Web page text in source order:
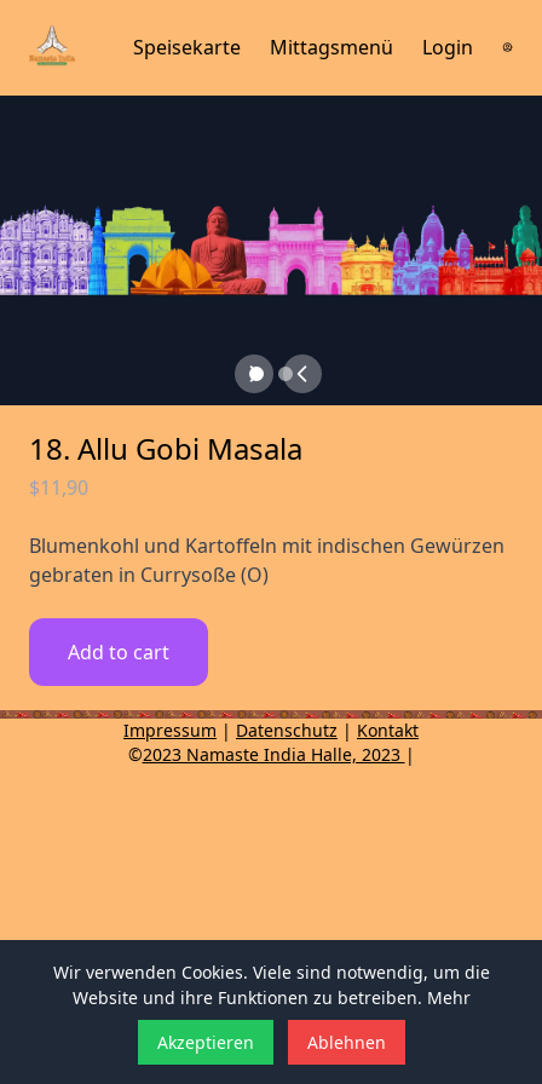
Speisekarte Mittagsmenü Login
18. Allu Gobi Masala
$11,90
Blumenkohl und Kartoffeln mit indischen Gewürzen
gebraten in Currysoße (O)
Add to cart
Impressum | Datenschutz | Kontakt
©2023 Namaste India Halle, 2023 |
Wir verwenden Cookies. Viele sind notwendig, um die
Website und ihre Funktionen zu betreiben. Mehr
Akzeptieren
Ablehnen